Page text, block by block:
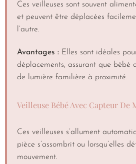
Ces veilleuses sont souvent
et peuvent être déplacées
l’autre.
Avantages : Elles sont idéales
déplacements, assurant que bébé
de lumière familière à proximité.
Veilleuse Bébé Avec Capteur De
Ces veilleuses s’allument
pièce s’assombrit ou lorsqu’elles
mouvement.